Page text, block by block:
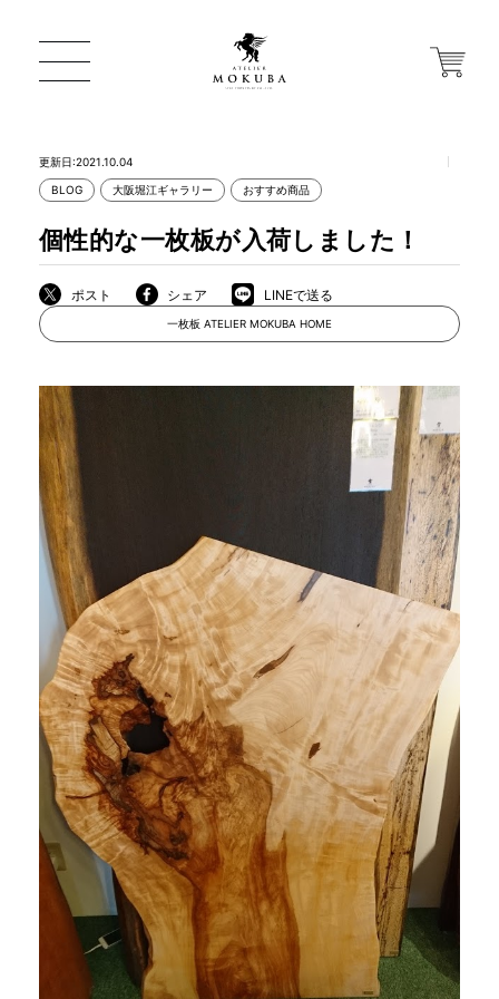
店舗から探す
MOKUBA について
商品情報
直営店
イベント
WEBカタログ
全商品一覧
新入荷情報
納品事例
更新日:2021.10.04
BLOG 大阪堀江ギャラリー おすすめ商品
個性的な一枚板が入荷しました！
ポスト シェア LINEで送る
一枚板 ATELIER MOKUBA HOME